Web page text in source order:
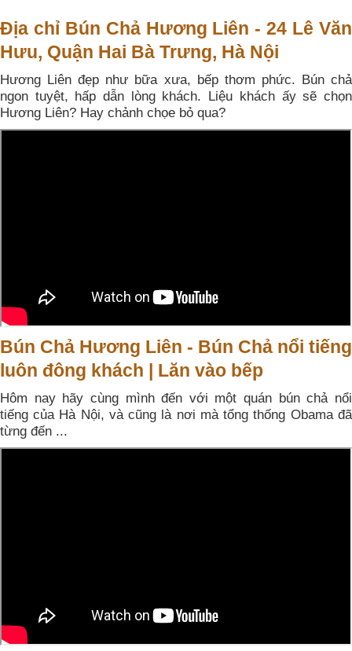
Địa chỉ Bún Chả Hương Liên - 24 Lê Văn
Hưu, Quận Hai Bà Trưng, Hà Nội
Hương Liên đẹp như bữa xưa, bếp thơm phức. Bún chả
ngon tuyệt, hấp dẫn lòng khách. Liệu khách ấy sẽ chọn
Hương Liên? Hay chảnh chọe bỏ qua?
Bún Chả Hương Liên - Bún Chả nổi tiếng
luôn đông khách | Lăn vào bếp
Hôm nay hãy cùng mình đến với một quán bún chả nổi
tiếng của Hà Nội, và cũng là nơi mà tổng thống Obama đã
từng đến ...